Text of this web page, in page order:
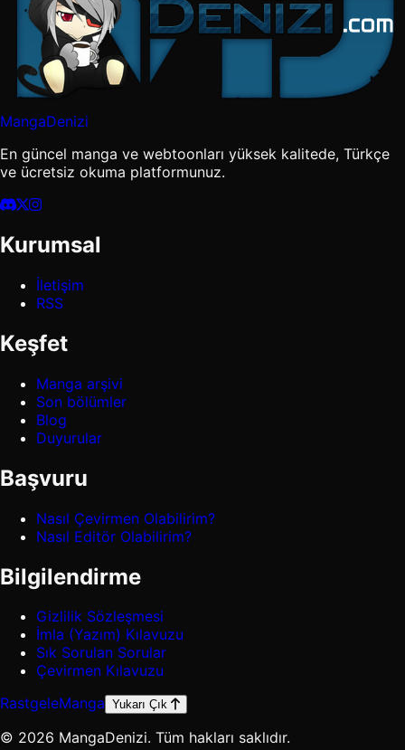
MangaDenizi
En güncel manga ve webtoonları yüksek kalitede, Türkçe
ve ücretsiz okuma platformunuz.
Kurumsal
İletişim
RSS
Keşfet
Manga arşivi
Son bölümler
Blog
Duyurular
Başvuru
Nasıl Çevirmen Olabilirim?
Nasıl Editör Olabilirim?
Bilgilendirme
Gizlilik Sözleşmesi
İmla (Yazım) Kılavuzu
Sık Sorulan Sorular
Çevirmen Kılavuzu
RastgeleManga Yukarı Çık
© 2026 MangaDenizi. Tüm hakları saklıdır.